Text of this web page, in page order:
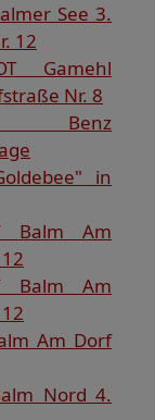
See 3.
12
Gamehl
Nr. 8
Benz
in
Balm Am
Balm Am
Am Dorf
Nord 4.